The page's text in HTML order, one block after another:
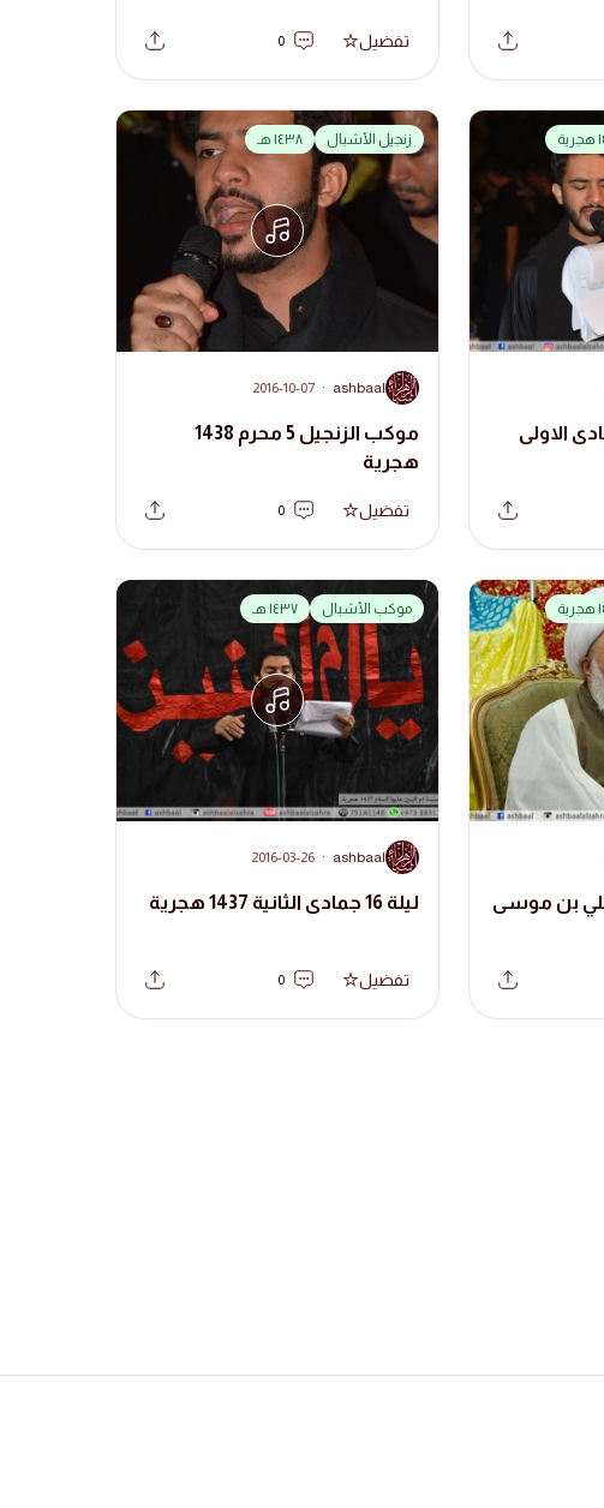
تفضيل 0
13 جمادى الاولى
زنجيل الأشبال ١٤٣٨ هـ
A
ashbaal
·
2016-10-07
موكب الزنجيل 5 محرم 1438
هجرية
تفضيل 0
علي بن موسى
موكب الأشبال ١٤٣٧ هـ
A
ashbaal
·
2016-03-26
ليلة 16 جمادى الثانية 1437 هجرية
تفضيل 0